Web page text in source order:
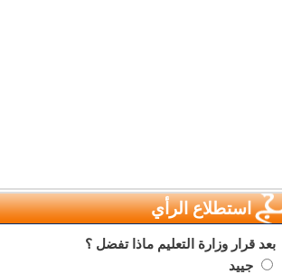
استطلاع الرأي
بعد قرار وزارة التعليم ماذا تفضل ؟
جييد